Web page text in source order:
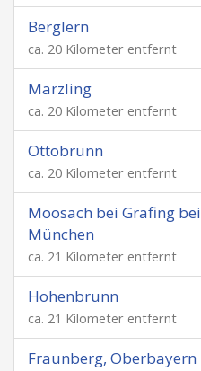
Berglern
ca. 20 Kilometer entfernt
Marzling
ca. 20 Kilometer entfernt
Ottobrunn
ca. 20 Kilometer entfernt
Moosach bei Grafing bei
München
ca. 21 Kilometer entfernt
Hohenbrunn
ca. 21 Kilometer entfernt
Fraunberg, Oberbayern